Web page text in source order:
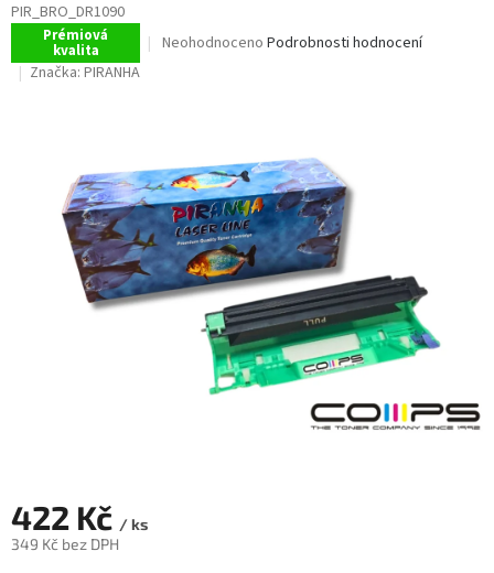
PIR_BRO_DR1090
Prémiová
kvalita
Průměrné
5
hvězdiček.
Neohodnoceno Podrobnosti hodnocení
Značka: PIRANHA
422 Kč / ks
349 Kč bez DPH